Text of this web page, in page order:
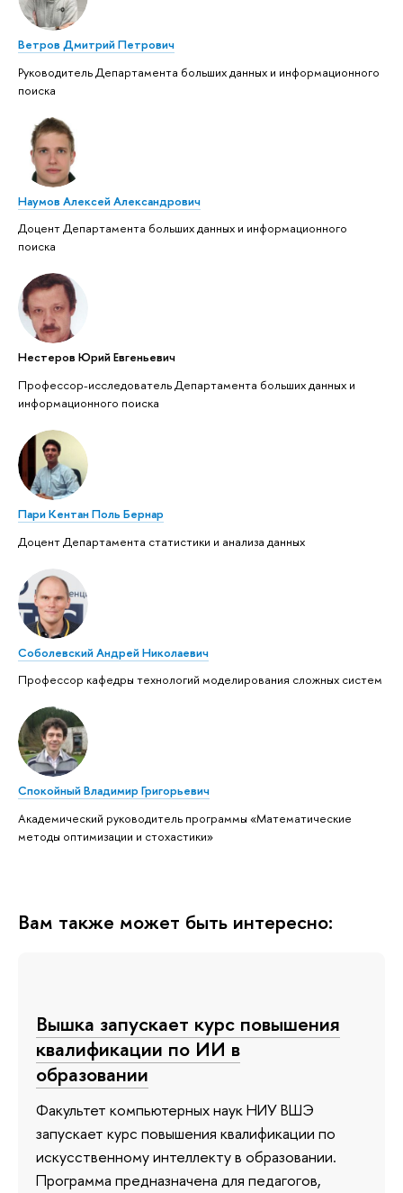
Ветров Дмитрий Петрович
Руководитель Департамента больших данных и информационного
поиска
Наумов Алексей Александрович
Доцент Департамента больших данных и информационного
поиска
Нестеров Юрий Евгеньевич
Профессор-исследователь Департамента больших данных и
информационного поиска
Пари Кентан Поль Бернар
Доцент Департамента статистики и анализа данных
Соболевский Андрей Николаевич
Профессор кафедры технологий моделирования сложных систем
Спокойный Владимир Григорьевич
Академический руководитель программы «Математические
методы оптимизации и стохастики»
Вам также может быть интересно:
Вышка запускает курс повышения
квалификации по ИИ в
образовании
Факультет компьютерных наук НИУ ВШЭ
запускает курс повышения квалификации по
искусственному интеллекту в образовании.
Программа предназначена для педагогов,